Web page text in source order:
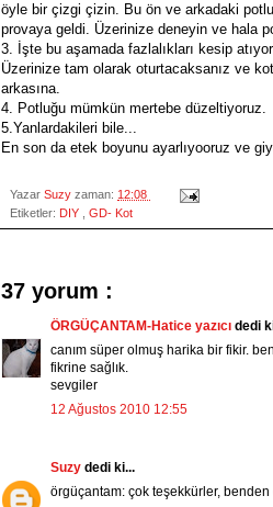
öyle bir çizgi çizin. Bu ön ve arkadaki
provaya geldi. Üzerinize deneyin ve hala
3. İşte bu aşamada fazlalıkları kesip
Üzerinize tam olarak oturtacaksanız ve
arkasına.
4. Potluğu mümkün mertebe düzeltiyoruz.
5.Yanlardakileri bile...
En son da etek boyunu ayarlıyooruz ve
Yazar Suzy zaman: 12:08
Etiketler: DIY GD- Kot
37 yorum :
ÖRGÜÇANTAM-Hatice yazıcı dedi
canım süper olmuş harika bir fikir.
fikrine sağlık.
sevgiler
12 Ağustos 2010 12:55
Suzy dedi ki...
örgüçantam: çok teşekkürler,